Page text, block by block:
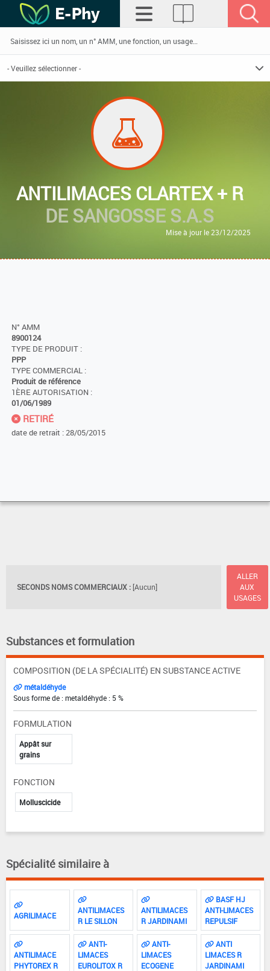
ANTILIMACES CLARTEX + R
DE SANGOSSE S.A.S
Mise à jour le 23/12/2025
N° AMM
8900124
TYPE DE PRODUIT :
PPP
TYPE COMMERCIAL :
Produit de référence
1ÈRE AUTORISATION :
01/06/1989
RETIRÉ
date de retrait : 28/05/2015
SECONDS NOMS COMMERCIAUX : [Aucun]
ALLER
AUX
USAGES
Substances et formulation
COMPOSITION (DE LA SPÉCIALITÉ) EN SUBSTANCE ACTIVE
métaldéhyde
Sous forme de : metaldéhyde : 5 %
FORMULATION
Appât sur
grains
FONCTION
Molluscicide
Spécialité similaire à
AGRILIMACE
ANTILIMACES
R LE SILLON
ANTILIMACES
R JARDINAMI
BASF HJ
ANTI-LIMACES
REPULSIF
ANTILIMACE
PHYTOREX R
ANTI-
LIMACES
EUROLITOX R
ANTI-
LIMACES
ECOGENE
ANTI
LIMACES R
JARDINAMI